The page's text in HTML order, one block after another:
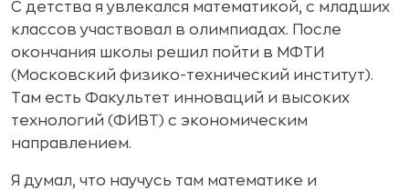
С детства я увлекался математикой, с младших
классов участвовал в олимпиадах. После
окончания школы решил пойти в МФТИ
(Московский физико-технический институт).
Там есть Факультет инноваций и высоких
технологий (ФИВТ) с экономическим
направлением.
Я думал, что научусь там математике и